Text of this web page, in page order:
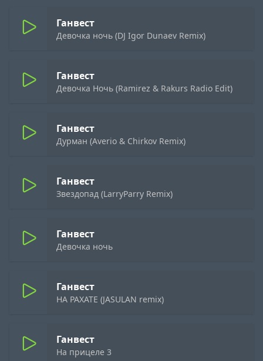
Ганвест
Девочка ночь (DJ Igor Dunaev Remix)
Ганвест
Девочка Ночь (Ramirez & Rakurs Radio Edit)
Ганвест
Дурман (Averio & Chirkov Remix)
Ганвест
Звездопад (LarryParry Remix)
Ганвест
Девочка ночь
Ганвест
НА РАХАТЕ (JASULAN remix)
Ганвест
На прицеле 3